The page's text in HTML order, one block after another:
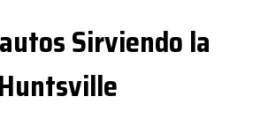
Sirviendo la